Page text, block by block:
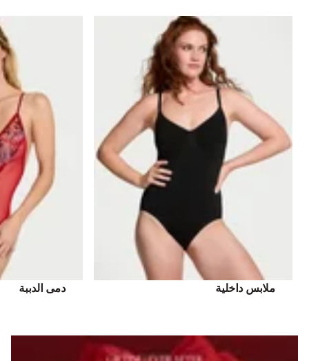
ملابس داخلية دمى الدببة